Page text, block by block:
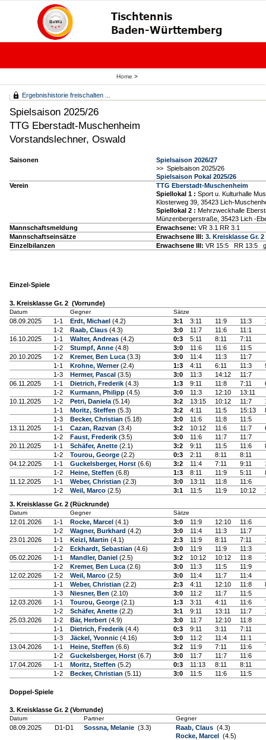
Home >
Ergebnishistorie freischalten ...
Spielsaison 2025/26
TTG Eberstadt-Muschenheim
Vorstandslechner, Oswald
Saisonen
Spielsaison 2026/27
>> Spielsaison 2025/26
Spielsaison Pokal 2025/26
Verein
TTG Eberstadt-Muschenheim
Spiellokal 1 : Sport u. Kulturhalle
Klosterweg 39, 35423 Lich-
Spiellokal 2 : Mehrzweckhalle
Münzenbergerstraße, 35423 Lich -
Mannschaftsmeldung
Erwachsene: VR 3.1 RR 3.1
Mannschaftseinsätze
Erwachsene III: 3. Kreisklasse Gr. 2
Einzelbilanzen
Erwachsene III: VR 15:5 RR 13:5
Einzel-Spiele
3. Kreisklasse Gr. 2 (Vorrunde)
Datum Gegner Sätze
08.09.2025 1-1 Erdt, Michael (4.2) 3:1 3:11 11:9 11:3
1-2
Raab, Claus (4.3) 3:0 11:7 11:6
11:1
16.10.2025
1-1 Walter, Andreas (4.2) 0:3 5:11 8:11
7:11
1-2
Stumpf, Anne (4.8) 3:0 11:6 11:6
11:5
20.10.2025
1-2 Kremer, Ben Luca (3.3) 3:0 11:4 11:3
11:7
1-1
Krohne, Werner(2.4) 1:3 4:11 6:11 11:3
1-3
Hermer, Pascal (3.5) 3:0 11:3 14:12
11:7
06.11.2025
1-1 Dietrich, Frederik (4.3) 1:3 9:11 11:8 7:11
1-2
Kurmann, Philipp (4.5) 3:0 11:3 12:10
13:11
10.11.2025
1-2 Petri, Daniela (5.14) 3:2 13:15 10:12 11:7
1-1
Moritz, Steffen (5.3) 3:2 4:11 11:5 15:13
1-3
Becker, Christian (5.18) 3:0 11:6 11:8
11:5
13.11.2025
1-1 Cazan, Razvan (3.4) 3:2 10:12 11:6 11:7
1-2
Faust, Frederik (3.5) 3:0 11:6 11:7
11:7
20.11.2025
1-1 Schäfer, Anette (2.1) 3:2 9:11 11:5 11:6
1-2
Tourou, George (2.2) 0:3 2:11 8:11
8:11
04.12.2025
1-1 Guckelsberger, Horst (6.6) 3:2 11:4 7:11 9:11
1-2
Heine, Steffen (6.8) 1:3 8:11 11:9 5:11
11.12.2025
1-1 Weber, Christian (2.3) 3:0 13:11 11:8
11:6
1-2
Weil, Marco (2.5) 3:1 11:5 11:9 10:12
3. Kreisklasse Gr. 2 (Rückrunde)
Datum Gegner Sätze
12.01.2026 1-1 Rocke, Marcel (4.1) 3:0 11:9 12:10
11:6
1-2
Wagner, Burkhard (4.2) 3:0 11:4 11:3
11:7
23.01.2026
1-1 Keizl, Martin (4.1) 2:3 11:9 8:11 7:11
1-2
Eckhardt, Sebastian (4.6) 3:0 11:9 11:9
11:3
05.02.2026
1-1 Mandler, Daniel (2.5) 3:2 10:12 10:12 11:8
1-2
Kremer, Ben Luca (2.6) 3:0 11:3 11:5
11:9
12.02.2026
1-2 Weil, Marco (2.5) 3:0 11:4 11:7
11:4
1-1
Weber, Christian (2.2) 2:3 4:11 12:10 11:8
1-3
Niesner, Ben (2.10) 3:0 11:2 11:7
11:5
12.03.2026
1-1 Tourou, George (2.1) 1:3 3:11 4:11 11:6
1-2
Schäfer, Anette (2.2) 3:1 9:11 13:11 11:7
25.03.2026
1-2 Bär, Herbert (4.9) 3:0 11:7 12:10
11:8
1-1
Dietrich, Frederik (4.4) 0:3 9:11 3:11
7:11
1-3
Jäckel, Yvonnic (4.16) 3:0 11:2 11:4
11:1
13.04.2026
1-1 Heine, Steffen (6.6) 3:2 11:9 7:11 11:6
1-2
Guckelsberger, Horst (6.7) 3:0 11:7 11:7
11:6
17.04.2026
1-1 Moritz, Steffen (5.2) 0:3 11:13 8:11
8:11
1-2
Becker, Christian (5.11) 3:0 11:5 11:6 11:5
Doppel-Spiele
3. Kreisklasse Gr. 2 (Vorrunde)
Datum Partner Gegner
08.09.2025 D1-D1 Sossna, Melanie (3.3) Raab, Claus (4.3)
Rocke, Marcel (4.5)